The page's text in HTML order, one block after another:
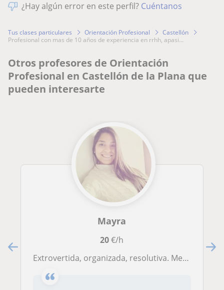
¿Hay algún error en este perfil? Cuéntanos
Tus clases particulares Orientación Profesional
Castellón
profesional con mas de 10 años de experiencia en rrhh, apasi...
Otros profesores de Orientación
Profesional en Castellón de la Plana que
pueden interesarte
Mayra
20€/h
Extrovertida, organizada, resolutiva. Me adapto a cualquier alumno. Dirigido a creación de negocios, inversiones, educación financiera